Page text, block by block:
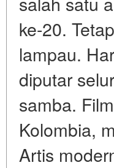
ke-20.
lampau.
diputar
samba.
Kolombia,
Artis